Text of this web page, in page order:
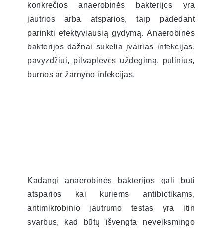
konkrečios anaerobinės bakterijos yra
jautrios arba atsparios, taip padedant
parinkti efektyviausią gydymą. Anaerobinės
bakterijos dažnai sukelia įvairias infekcijas,
pavyzdžiui, pilvaplėvės uždegimą, pūlinius,
burnos ar žarnyno infekcijas.
Kadangi anaerobinės bakterijos gali būti
atsparios kai kuriems antibiotikams,
antimikrobinio jautrumo testas yra itin
svarbus, kad būtų išvengta neveiksmingo